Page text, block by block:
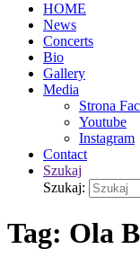
HOME
News
Concerts
Bio
Gallery
Media
Strona
Youtube
Instagram
Contact
Szukaj
Szukaj:
Tag: Ola